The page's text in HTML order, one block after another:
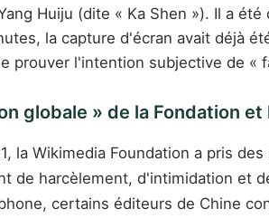
Huiju (dite « Ka Shen »). Il a
la capture d'écran avait déjà
prouver l'intention subjective de «
globale » de la Fondation
la Wikimedia Foundation a pris
de harcèlement, d'intimidation et
certains éditeurs de Chine